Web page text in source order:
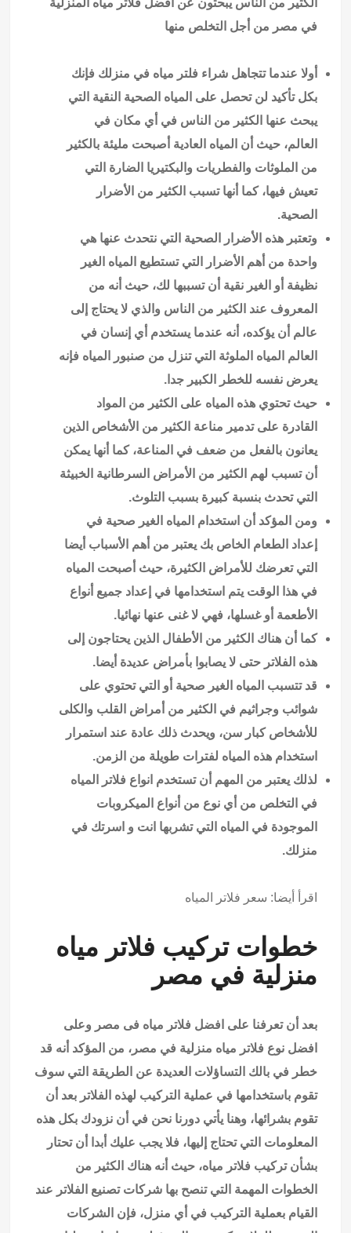
في مصر من أجل التخلص منها
أولا عندما تتجاهل شراء فلتر مياه في منزلك فإنك
بكل تأكيد لن تحصل على المياه الصحية النقية التي
يبحث عنها الكثير من الناس في أي مكان في
العالم، حيث أن المياه العادية أصبحت مليئة بالكثير
من الملوثات والفطريات والبكتيريا الضارة التي
تعيش فيها، كما أنها تسبب الكثير من الأضرار
الصحية.
وتعتبر هذه الأضرار الصحية التي نتحدث عنها هي
واحدة من أهم الأضرار التي تستطيع المياه الغير
نظيفة أو الغير نقية أن تسببها لك، حيث أنه من
المعروف عند الكثير من الناس والذي لا يحتاج إلى
عالم أن يؤكده، أنه عندما يستخدم أي إنسان في
العالم المياه الملوثة التي تنزل من صنبور المياه فإنه
يعرض نفسه للخطر الكبير جدا.
حيث تحتوي هذه المياه على الكثير من المواد
القادرة على تدمير مناعة الكثير من الأشخاص الذين
يعانون بالفعل من ضعف في المناعة، كما أنها يمكن
أن تسبب لهم الكثير من الأمراض السرطانية الخبيثة
التي تحدث بنسبة كبيرة بسبب التلوث.
ومن المؤكد أن استخدام المياه الغير صحية في
إعداد الطعام الخاص بك يعتبر من أهم الأسباب أيضا
التي تعرضك للأمراض الكثيرة، حيث أصبحت المياه
في هذا الوقت يتم استخدامها في إعداد جميع أنواع
الأطعمة أو غسلها، فهي لا غنى عنها نهائيا.
كما أن هناك الكثير من الأطفال الذين يحتاجون إلى
هذه الفلاتر حتى لا يصابوا بأمراض عديدة أيضا.
قد تتسبب المياه الغير صحية أو التي تحتوي على
شوائب وجراثيم في الكثير من أمراض القلب والكلى
للأشخاص كبار سن، ويحدث ذلك عادة عند استمرار
استخدام هذه المياه لفترات طويلة من الزمن.
لذلك يعتبر من المهم أن تستخدم انواع فلاتر المياه
في التخلص من أي نوع من أنواع الميكروبات
الموجودة في المياه التي تشربها انت و اسرتك في
منزلك.
اقرأ أيضا: سعر فلاتر المياه
خطوات تركيب فلاتر مياه
منزلية في مصر
بعد أن تعرفنا على افضل فلاتر مياه فى مصر وعلى
افضل نوع فلاتر مياه منزلية في مصر، من المؤكد أنه قد
خطر في بالك التساؤلات العديدة عن الطريقة التي سوف
تقوم باستخدامها في عملية التركيب لهذه الفلاتر بعد أن
تقوم بشرائها، وهنا يأتي دورنا نحن في أن نزودك بكل هذه
المعلومات التي تحتاج إليها، فلا يجب عليك أبدا أن تحتار
بشأن تركيب فلاتر مياه، حيث أنه هناك الكثير من
الخطوات المهمة التي تنصح بها شركات تصنيع الفلاتر عند
القيام بعملية التركيب في أي منزل، فإن الشركات